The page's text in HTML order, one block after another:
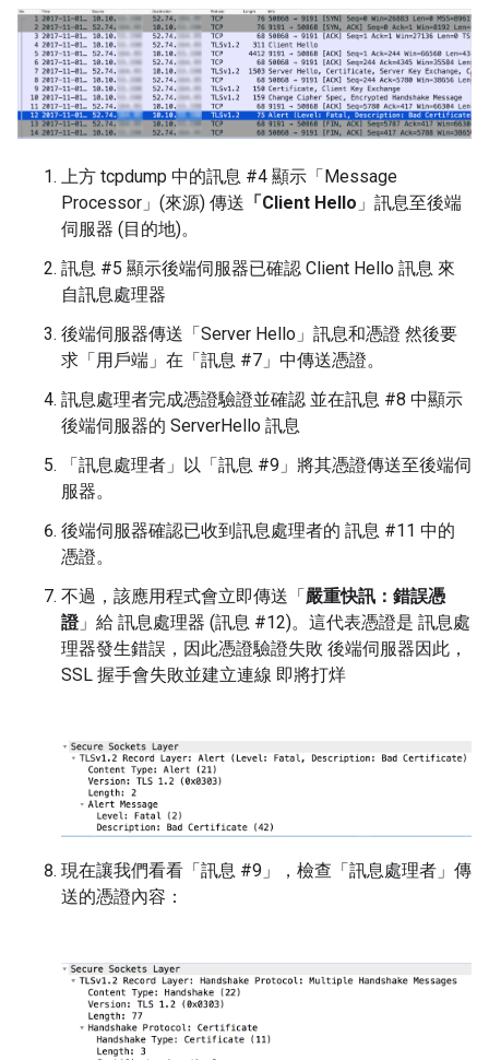
上方 tcpdump 中的訊息 #4 顯示「Message
Processor」(來源) 傳送 「Client Hello 」訊息至後端
伺服器 (目的地)。
訊息 #5 顯示後端伺服器已確認 Client Hello 訊息 來
自訊息處理器
後端伺服器傳送「Server Hello」訊息和憑證 然後要
求「用戶端」在「訊息 #7」中傳送憑證。
訊息處理者完成憑證驗證並確認 並在訊息 #8 中顯示
後端伺服器的 ServerHello 訊息
「訊息處理者」以「訊息 #9」將其憑證傳送至後端伺
服器。
後端伺服器確認已收到訊息處理者的 訊息 #11 中的
憑證。
不過，該應用程式會立即傳送「 嚴重快訊：錯誤憑
證」給 訊息處理器 (訊息 #12)。這代表憑證是 訊息處
理器發生錯誤，因此憑證驗證失敗 後端伺服器因此，
SSL 握手會失敗並建立連線 即將打烊
現在讓我們看看「訊息 #9」，檢查「訊息處理者」傳
送的憑證內容：